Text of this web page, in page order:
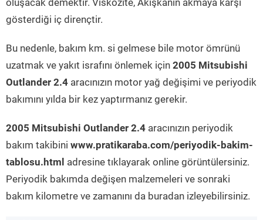
oluşacak demektir. Viskozite, Akışkanın akmaya karşı
gösterdiği iç dirençtir.
Bu nedenle, bakım km. si gelmese bile motor ömrünü
uzatmak ve yakıt israfını önlemek için 2005 Mitsubishi
Outlander 2.4 aracınızın motor yağ değişimi ve periyodik
bakımını yılda bir kez yaptırmanız gerekir.
2005 Mitsubishi Outlander 2.4 aracınızın periyodik
bakım takibini www.pratikaraba.com/periyodik-bakim-
tablosu.html adresine tıklayarak online görüntülersiniz.
Periyodik bakımda değişen malzemeleri ve sonraki
bakım kilometre ve zamanını da buradan izleyebilirsiniz.